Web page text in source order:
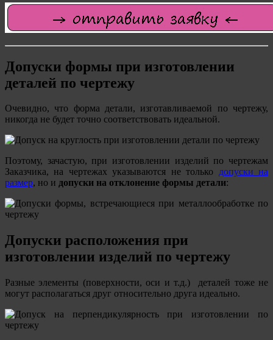
Допуски формы при изготовлении
деталей по чертежу
Очевидно, что форма детали, изготавливаемой по чертежу,
никогда не будет точно соответствовать идеальной.
Поэтому, зачастую, при изготовлении изделий по чертежам
Заказчика, на чертежах указываются не только допуски на
размер, но и допуски на отклонение формы детали:
Допуски расположения при
изготовлении изделий по чертежу
Разные элементы (поверхности, оси и т.д.) деталей тоже не
могут располагаться друг относительно друга идеально.